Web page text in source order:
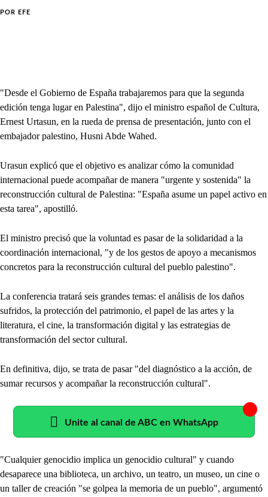
POR EFE
"Desde el Gobierno de España trabajaremos para que la segunda
edición tenga lugar en Palestina", dijo el ministro español de Cultura,
Ernest Urtasun, en la rueda de prensa de presentación, junto con el
embajador palestino, Husni Abde Wahed.
Urasun explicó que el objetivo es analizar cómo la comunidad
internacional puede acompañar de manera "urgente y sostenida" la
reconstrucción cultural de Palestina: "España asume un papel activo en
esta tarea", apostilló.
El ministro precisó que la voluntad es pasar de la solidaridad a la
coordinación internacional, "y de los gestos de apoyo a mecanismos
concretos para la reconstrucción cultural del pueblo palestino".
La conferencia tratará seis grandes temas: el análisis de los daños
sufridos, la protección del patrimonio, el papel de las artes y la
literatura, el cine, la transformación digital y las estrategias de
transformación del sector cultural.
En definitiva, dijo, se trata de pasar "del diagnóstico a la acción, de
sumar recursos y acompañar la reconstrucción cultural".
Unite al canal de ABC en WhatsApp
"Cualquier genocidio implica un genocidio cultural" y cuando
desaparece una biblioteca, un archivo, un teatro, un museo, un cine o
un taller de creación "se golpea la memoria de un pueblo", argumentó